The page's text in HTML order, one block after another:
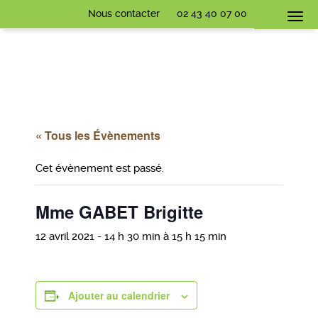
Nous contacter 02 43 40 07 00
« Tous les Évènements
Cet évènement est passé.
Mme GABET Brigitte
12 avril 2021 - 14 h 30 min à 15 h 15 min
Ajouter au calendrier